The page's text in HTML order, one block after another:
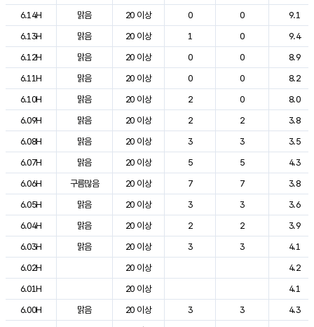
6.14H
맑음 20 이상 0 0
9.1
6.13H
맑음 20 이상 1 0
9.4
6.12H
맑음 20 이상 0 0
8.9
6.11H
맑음 20 이상 0 0
8.2
6.10H
맑음 20 이상 2 0
8.0
6.09H
맑음 20 이상 2 2
3.8
6.08H
맑음 20 이상 3 3
3.5
6.07H
맑음 20 이상 5 5
4.3
6.06H
구름많음 20 이상 7 7
3.8
6.05H
맑음 20 이상 3 3
3.6
6.04H
맑음 20 이상 2 2
3.9
6.03H
맑음 20 이상 3 3
4.1
6.02H
20 이상
4.2
6.01H
20 이상
4.1
6.00H
맑음 20 이상 3 3
4.3